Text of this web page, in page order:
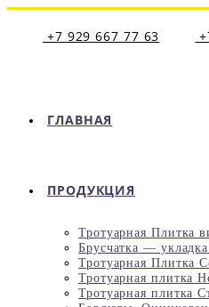
Перейти
содержимому
+7 929 667 77 63
ГЛАВНАЯ
ПРОДУКЦИЯ
Тротуарная Плитка
Брусчатка — укладка
Тротуарная Плитка
Тротуарная плитка
Тротуарная плитка